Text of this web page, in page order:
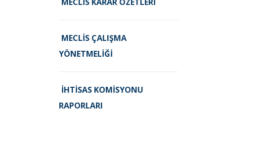
MECLIS ÇALIŞMA
YÖNETMELIĞI
İHTISAS KOMISYONU
RAPORLARI